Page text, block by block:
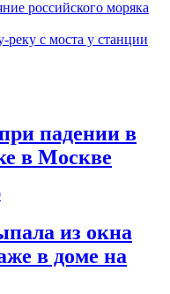
российского моряка
с моста у станции
падении в
в Москве
из окна
в доме на